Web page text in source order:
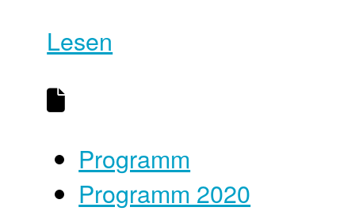
Lesen
Programm
Programm 2020